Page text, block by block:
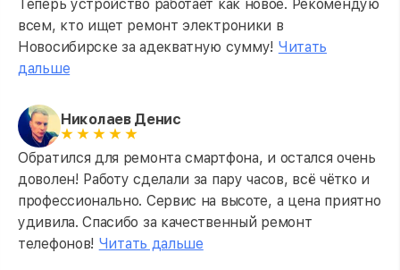
Теперь устройство работает как новое. Рекомендую
всем, кто ищет ремонт электроники в
Новосибирске за адекватную сумму! Читать
дальше
Николаев Денис
Обратился для ремонта смартфона, и остался очень
доволен! Работу сделали за пару часов, всё чётко и
профессионально. Сервис на высоте, а цена приятно
удивила. Спасибо за качественный ремонт
телефонов! Читать дальше